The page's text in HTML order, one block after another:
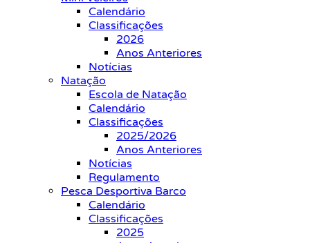
Calendário
Classificações
2026
Anos Anteriores
Notícias
Natação
Escola de Natação
Calendário
Classificações
2025/2026
Anos Anteriores
Notícias
Regulamento
Pesca Desportiva Barco
Calendário
Classificações
2025